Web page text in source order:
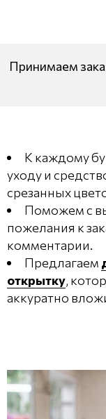
Принимаем
К каждому
уходу и
срезанных
Поможем с
пожелания к
комментарии.
Предлагаем
открытку,
аккуратно